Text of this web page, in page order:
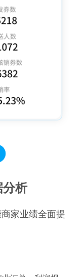
分析
家业绩全面提